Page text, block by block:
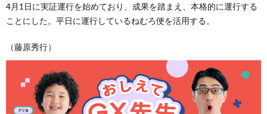
4月1日に実証運行を始めており、成果を踏まえ、本格的に運行する
ことにした。平日に運行しているねむろ便を活用する。
（藤原秀行）